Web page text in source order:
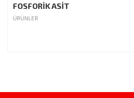
FOSFORİK ASİT
ÜRÜNLER